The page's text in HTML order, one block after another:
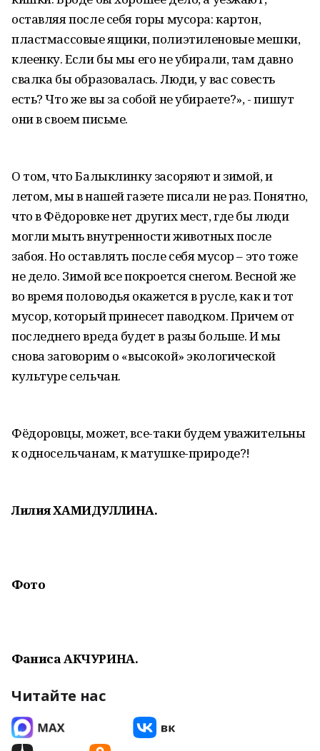
оставляя после себя горы мусора: картон,
пластмассовые ящики, полиэтиленовые мешки,
клеенку. Если бы мы его не убирали, там давно
свалка бы образовалась. Люди, у вас совесть
есть? Что же вы за собой не убираете?», - пишут
они в своем письме.
О том, что Балыклинку засоряют и зимой, и
летом, мы в нашей газете писали не раз. Понятно,
что в Фёдоровке нет других мест, где бы люди
могли мыть внутренности животных после
забоя. Но оставлять после себя мусор – это тоже
не дело. Зимой все покроется снегом. Весной же
во время половодья окажется в русле, как и тот
мусор, который принесет паводком. Причем от
последнего вреда будет в разы больше. И мы
снова заговорим о «высокой» экологической
культуре сельчан.
Фёдоровцы, может, все-таки будем уважительны
к односельчанам, к матушке-природе?!
Лилия ХАМИДУЛЛИНА.
Фото
Фаниса АКЧУРИНА.
Читайте нас